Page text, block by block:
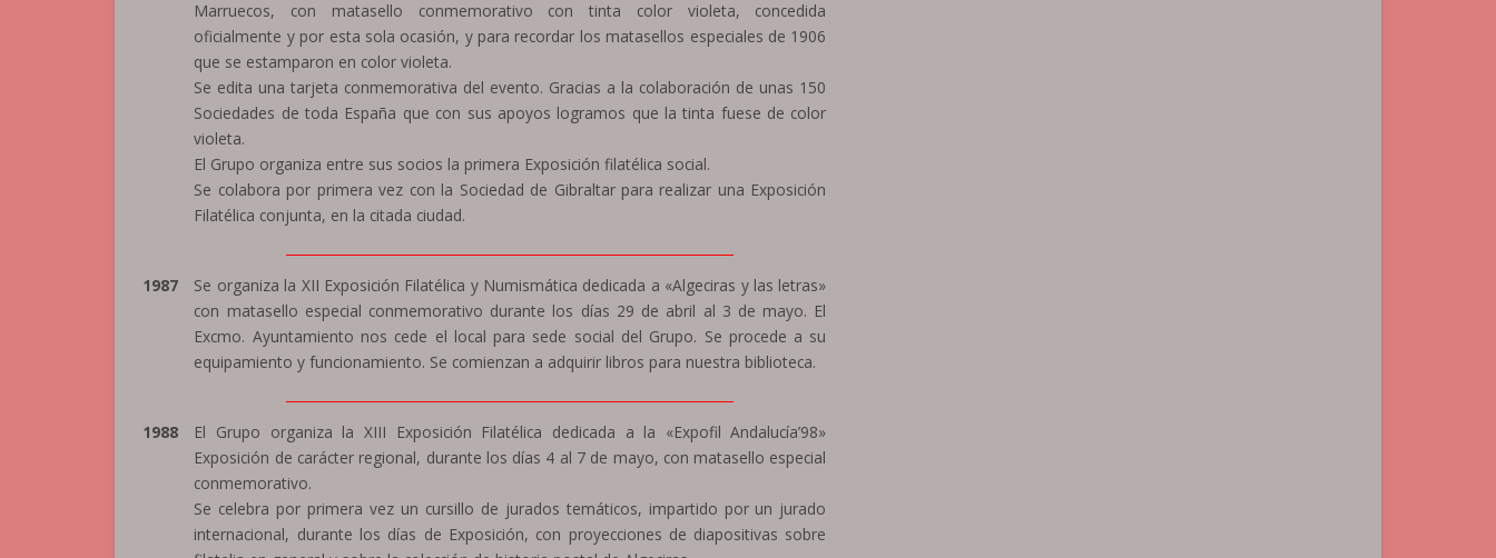
Marruecos, con matasello conmemorativo con tinta color violeta, concedida
oficialmente y por esta sola ocasión, y para recordar los matasellos especiales de 1906
que se estamparon en color violeta.
Se edita una tarjeta conmemorativa del evento. Gracias a la colaboración de unas 150
Sociedades de toda España que con sus apoyos logramos que la tinta fuese de color
violeta.
El Grupo organiza entre sus socios la primera Exposición filatélica social.
Se colabora por primera vez con la Sociedad de Gibraltar para realizar una Exposición
Filatélica conjunta, en la citada ciudad.
1987
Se organiza la XII Exposición Filatélica y Numismática dedicada a «Algeciras y las letras»
con matasello especial conmemorativo durante los días 29 de abril al 3 de mayo. El
Excmo. Ayuntamiento nos cede el local para sede social del Grupo. Se procede a su
equipamiento y funcionamiento. Se comienzan a adquirir libros para nuestra biblioteca.
1988
El Grupo organiza la XIII Exposición Filatélica dedicada a la «Expofil Andalucía’98»
Exposición de carácter regional, durante los días 4 al 7 de mayo, con matasello especial
conmemorativo.
Se celebra por primera vez un cursillo de jurados temáticos, impartido por un jurado
internacional, durante los días de Exposición, con proyecciones de diapositivas sobre